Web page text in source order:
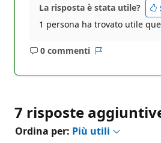
La risposta è stata utile?
1 persona ha trovato utile
0 commenti
Nessun
7 risposte
Ordina per: Più utili